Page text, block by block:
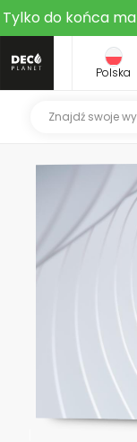
Tylko do końca
Polska